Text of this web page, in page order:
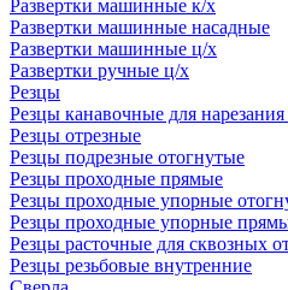
Развертки машинные к/х
Развертки машинные насадные
Развертки машинные ц/х
Развертки ручные ц/х
Резцы
Резцы канавочные для
Резцы отрезные
Резцы подрезные отогнутые
Резцы проходные прямые
Резцы проходные упорные
Резцы проходные упорные
Резцы расточные для сквозных
Резцы резьбовые внутренние